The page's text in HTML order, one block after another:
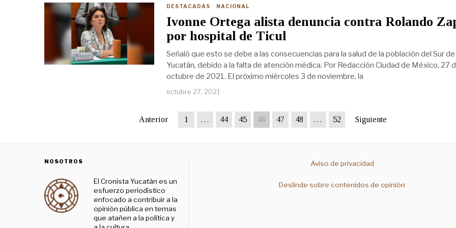
DESTACADAS · NACIONAL
Ivonne Ortega alista denuncia contra Rolando
por hospital de Ticul
Señaló que esto se debe a las consecuencias para la salud de la población del Sur de
Yucatán, debido a la falta de atención médica. Por Redacción Ciudad de México, 27
octubre de 2021. El próximo miércoles 3 de noviembre, la
octubre 27, 2021
Anterior 1 … 44 45 46 47 48 … 52 Siguiente
NOSOTROS
El Cronista Yucatán es un
esfuerzo periodístico
enfocado a contribuir a la
opinión pública en temas
que atañen a la política y
Aviso de privacidad
Deslinde sobre contenidos de opinión